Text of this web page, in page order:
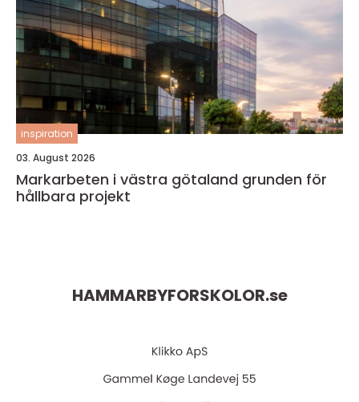
inspiration
03. August 2026
Markarbeten i västra götaland grunden för
hållbara projekt
HAMMARBYFORSKOLOR.se